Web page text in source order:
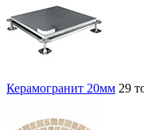
Керамогранит 20мм 29